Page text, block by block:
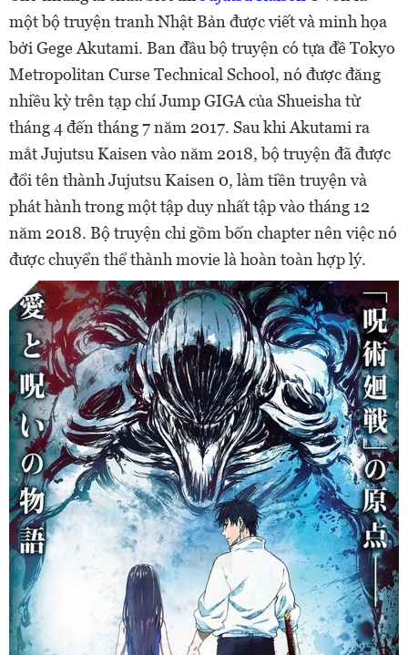
một bộ truyện tranh Nhật Bản được viết và minh họa
bởi Gege Akutami. Ban đầu bộ truyện có tựa đề Tokyo
Metropolitan Curse Technical School, nó được đăng
nhiều kỳ trên tạp chí Jump GIGA của Shueisha từ
tháng 4 đến tháng 7 năm 2017. Sau khi Akutami ra
mắt Jujutsu Kaisen vào năm 2018, bộ truyện đã được
đổi tên thành Jujutsu Kaisen 0, làm tiền truyện và
phát hành trong một tập duy nhất tập vào tháng 12
năm 2018. Bộ truyện chỉ gồm bốn chapter nên việc nó
được chuyển thể thành movie là hoàn toàn hợp lý.